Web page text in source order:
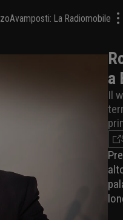
Avamposti: La Radiomobile
a
Il